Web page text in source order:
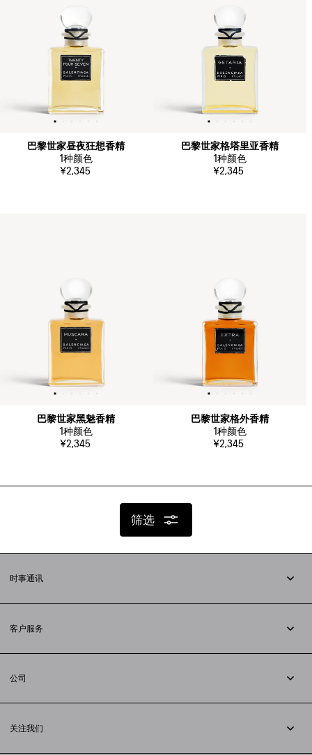
巴黎世家昼夜狂想香精
1种颜色
¥2,345
巴黎世家格塔里亚香精
1种颜色
¥2,345
巴黎世家黑魅香精
1种颜色
¥2,345
巴黎世家格外香精
1种颜色
¥2,345
筛选
时事通讯
客户服务
配送方式
支付
常见问题解答
公司
法律问题
关注我们